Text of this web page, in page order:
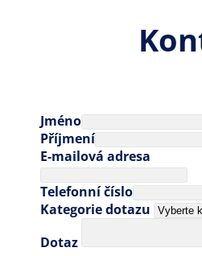
Jméno
Příjmení
E-mailová adresa
Telefonní číslo
Kategorie dotazu
Dotaz